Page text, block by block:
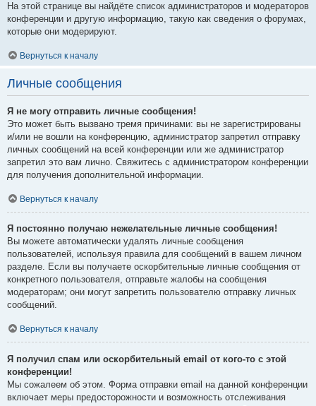
На этой странице вы найдёте список администраторов и модераторов
конференции и другую информацию, такую как сведения о форумах,
которые они модерируют.
Вернуться к началу
Личные сообщения
Я не могу отправить личные сообщения!
Это может быть вызвано тремя причинами: вы не зарегистрированы
и/или не вошли на конференцию, администратор запретил отправку
личных сообщений на всей конференции или же администратор
запретил это вам лично. Свяжитесь с администратором конференции
для получения дополнительной информации.
Вернуться к началу
Я постоянно получаю нежелательные личные сообщения!
Вы можете автоматически удалять личные сообщения
пользователей, используя правила для сообщений в вашем личном
разделе. Если вы получаете оскорбительные личные сообщения от
конкретного пользователя, отправьте жалобы на сообщения
модераторам; они могут запретить пользователю отправку личных
сообщений.
Вернуться к началу
Я получил спам или оскорбительный email от кого-то с этой
конференции!
Мы сожалеем об этом. Форма отправки email на данной конференции
включает меры предосторожности и возможность отслеживания